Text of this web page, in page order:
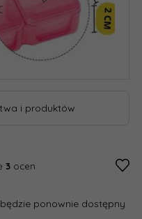
i produktów
3 ocen
ponownie dostępny